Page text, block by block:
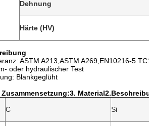
Dehnung
Härte (HV)
ASTM A213,ASTM A269,EN10216-5
oder hydraulischer Test
Blankgeglüht
Material
C Si